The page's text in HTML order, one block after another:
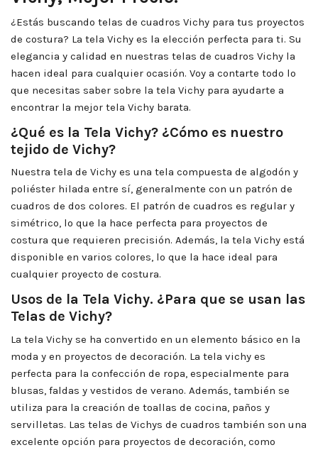
¿Estás buscando telas de cuadros Vichy para tus proyectos
de costura? La tela Vichy es la elección perfecta para ti. Su
elegancia y calidad en nuestras telas de cuadros Vichy la
hacen ideal para cualquier ocasión. Voy a contarte todo lo
que necesitas saber sobre la tela Vichy para ayudarte a
encontrar la mejor tela Vichy barata.
¿Qué es la Tela Vichy? ¿Cómo es nuestro
tejido de Vichy?
Nuestra tela de Vichy es una tela compuesta de algodón y
poliéster hilada entre sí, generalmente con un patrón de
cuadros de dos colores. El patrón de cuadros es regular y
simétrico, lo que la hace perfecta para proyectos de
costura que requieren precisión. Además, la tela Vichy está
disponible en varios colores, lo que la hace ideal para
cualquier proyecto de costura.
Usos de la Tela Vichy. ¿Para que se usan las
Telas de Vichy?
La tela Vichy se ha convertido en un elemento básico en la
moda y en proyectos de decoración. La tela vichy es
perfecta para la confección de ropa, especialmente para
blusas, faldas y vestidos de verano. Además, también se
utiliza para la creación de toallas de cocina, paños y
servilletas. Las telas de Vichys de cuadros también son una
excelente opción para proyectos de decoración, como